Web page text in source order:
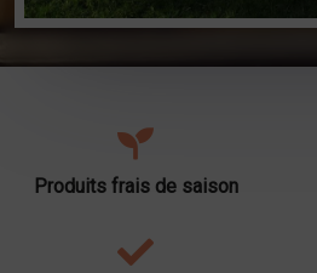
Produits frais de saison